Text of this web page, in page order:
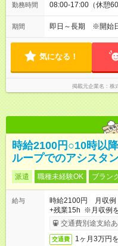
勤務時間 08:00-17:00（休憩
期間 即日～長期 ※開始
気になる！
掲載元企業名 株
時給2100円○10時以
ループでのアシスタ
派遣 職種未経験OK ブラン
給与
時給2100円 月収例
+残業15h ※月収例
取りサービス利用可
交通費別途支給あ
交通費 1ヶ月3万円